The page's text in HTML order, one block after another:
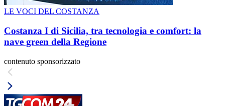
LE VOCI DEL COSTANZA
Costanza I di Sicilia, tra tecnologia e comfort: la
nave green della Regione
contenuto sponsorizzato